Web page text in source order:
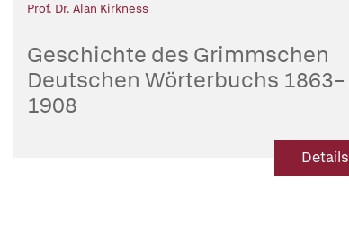
Prof. Dr. Alan Kirkness
Geschichte des Grimmschen
Deutschen Wörterbuchs 1863–
1908
Rezeption des DWB vom Verlagswerk
Details